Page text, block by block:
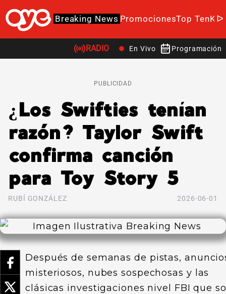
Breaking News PromocionesTop TenK-
RADIO En Vivo Programación
PUBLICIDAD
¿Los Swifties tenían
razón? Taylor Swift
confirma canción
para Toy Story 5
RUBÍ GONZÁLEZ 2026-06-01
Después de semanas de pistas,
misteriosos, nubes sospechosas y las
clásicas investigaciones nivel FBI que